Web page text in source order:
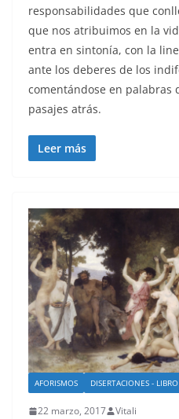
responsabilidades que
que nos atribuimos en la
entra en sintonía, con la
ante los deberes de los
comentándose en palabras
pasajes atrás.
Leer más
AFORISMOS DISERTACIONES -
22 marzo, 2017 Vitali